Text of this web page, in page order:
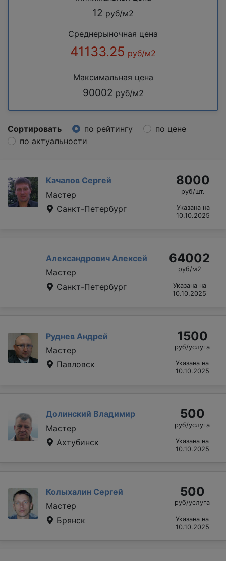
12 руб/м2
Среднерыночная цена
41133.25 руб/м2
Максимальная цена
90002 руб/м2
Сортировать по рейтингу
по цене
по актуальности
Качалов Сергей
Мастер
Санкт-Петербург
8000
руб/шт.
Указана на
10.10.2025
Александрович Алексей
Мастер
Санкт-Петербург
64002
руб/м2
Указана на
10.10.2025
Руднев Андрей
Мастер
Павловск
1500
руб/услуга
Указана на
10.10.2025
Долинский Владимир
Мастер
Ахтубинск
500
руб/услуга
Указана на
10.10.2025
Колыхалин Сергей
Мастер
Брянск
500
руб/услуга
Указана на
10.10.2025